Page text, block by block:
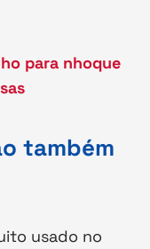
para nhoque
também
usado no